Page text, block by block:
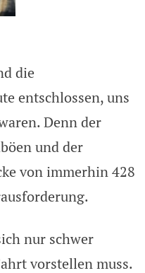
die
entschlossen, uns
Denn der
und der
von immerhin 428
nur schwer
vorstellen muss.